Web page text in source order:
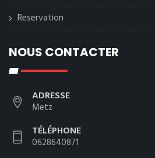
Reservation
NOUS CONTACTER
ADRESSE
Metz
TÉLÉPHONE
0628640871